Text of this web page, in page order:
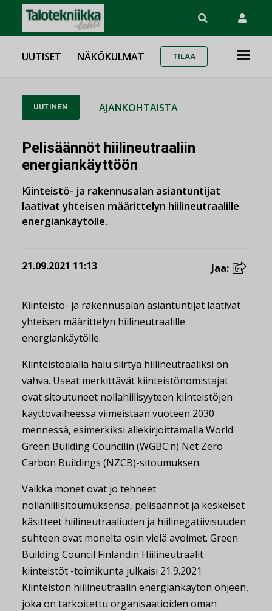
UUTISET NÄKÖKULMAT TILAA
UUTINEN AJANKOHTAISTA
Pelisäännöt hiilineutraaliin
energiankäyttöön
Kiinteistö- ja rakennusalan asiantuntijat
laativat yhteisen määrittelyn hiilineutraalille
energiankäytölle.
21.09.2021 11:13 Jaa:
Kiinteistö- ja rakennusalan asiantuntijat laativat
yhteisen määrittelyn hiilineutraalille
energiankäytölle.
Kiinteistöalalla halu siirtyä hiilineutraaliksi on
vahva. Useat merkittävät kiinteistönomistajat
ovat sitoutuneet nollahiilisyyteen kiinteistöjen
käyttövaiheessa viimeistään vuoteen 2030
mennessä, esimerkiksi allekirjoittamalla World
Green Building Councilin (WGBC:n) Net Zero
Carbon Buildings (NZCB)-sitoumuksen.
Vaikka monet ovat jo tehneet
nollahiilisitoumuksensa, pelisäännöt ja keskeiset
käsitteet hiilineutraaliuden ja hiilinegatiivisuuden
suhteen ovat monelta osin vielä avoimet. Green
Building Council Finlandin Hiilineutraalit
kiinteistöt -toimikunta julkaisi 21.9.2021
Kiinteistön hiilineutraalin energiankäytön ohjeen,
joka on tarkoitettu organisaatioiden oman